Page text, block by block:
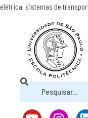
elétrica, sistemas de